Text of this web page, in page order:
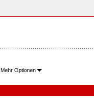
Mehr Optionen